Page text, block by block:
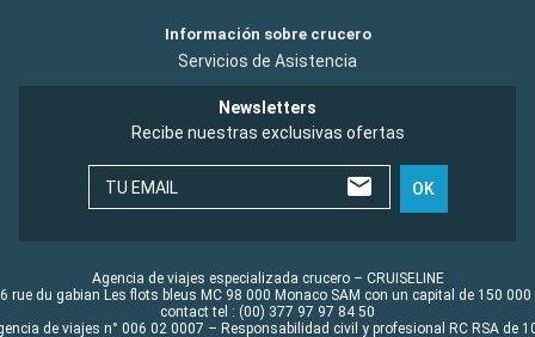
Información sobre crucero
Servicios de Asistencia
Newsletters
Recibe nuestras exclusivas ofertas
TU EMAIL OK
Agencia de viajes especializada crucero – CRUISELINE
rue du gabian Les flots bleus MC 98 000 Monaco SAM con un capital de 150 000
contact tel : (00) 377 97 97 84 50
de viajes n° 006 02 0007 – Responsabilidad civil y profesional RC RSA de